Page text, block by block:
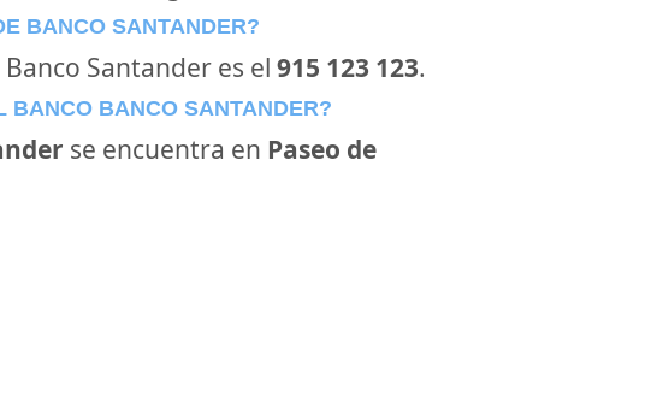
BANCO SANTANDER?
Santander es el 915 123 123.
BANCO BANCO SANTANDER?
se encuentra en Paseo de